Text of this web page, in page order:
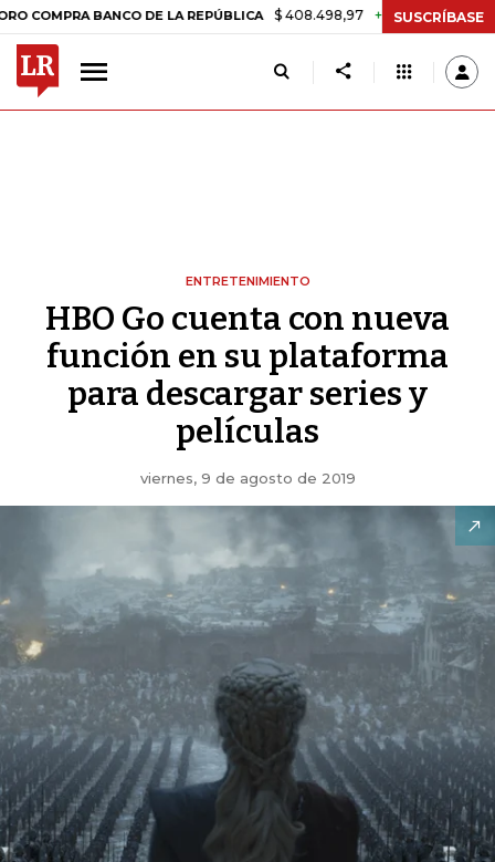
BANCO DE LA REPÚBLICA $ 408.498,97 +$ 8.753,81 +2,19%
SUSCRÍBASE
ENTRETENIMIENTO
HBO Go cuenta con nueva
función en su plataforma
para descargar series y
películas
viernes, 9 de agosto de 2019